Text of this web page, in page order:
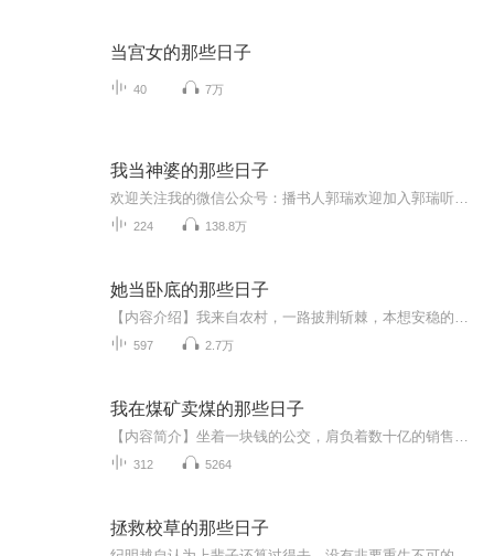
当宫女的那些日子
40 7万
我当神婆的那些日子
224 138.8万
她当卧底的那些日子
597 2.7万
我在煤矿卖煤的那些日子
312 5264
拯救校草的那些日子